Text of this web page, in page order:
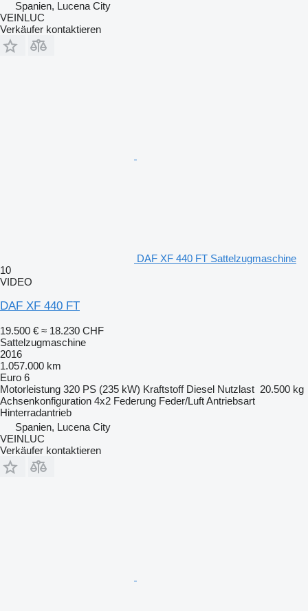
Spanien, Lucena City
VEINLUC
Verkäufer kontaktieren
DAF XF 440 FT Sattelzugmaschine
10
VIDEO
DAF XF 440 FT
19.500 € ≈ 18.230 CHF
Sattelzugmaschine
2016
1.057.000 km
Euro 6
Motorleistung 320 PS (235 kW) Kraftstoff Diesel Nutzlast 20.500 kg
Achsenkonfiguration 4x2 Federung Feder/LuftAntriebsart
Hinterradantrieb
Spanien, Lucena City
VEINLUC
Verkäufer kontaktieren